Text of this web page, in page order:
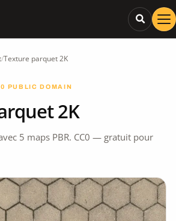
/Texture parquet 2K
PUBLIC DOMAIN
2K
5 maps PBR. CC0 — gratuit pour